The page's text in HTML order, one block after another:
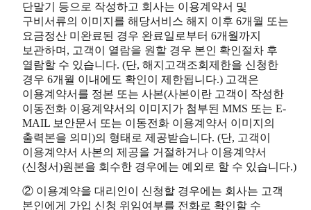
단말기 등으로 작성하고 회사는 이용계약서 및
구비서류의 이미지를 해당서비스 해지 이후 6개월 또는
요금정산 미완료된 경우 완료일로부터 6개월까지
보관하며, 고객이 열람을 원할 경우 본인 확인절차 후
열람할 수 있습니다. (단, 해지고객조회제한을 신청한
경우 6개월 이내에도 확인이 제한됩니다.) 고객은
이용계약서를 정본 또는 사본(사본이란 고객이 작성한
이동전화 이용계약서의 이미지가 첨부된 MMS 또는 E-
MAIL 보안문서 또는 이동전화 이용계약서 이미지의
출력본을 의미)의 형태로 제공받습니다. (단, 고객이
이용계약서 사본의 제공을 거절하거나 이용계약서
(신청서)원본을 회수한 경우에는 예외로 할 수 있습니다.)
② 이용계약을 대리인이 신청할 경우에는 회사는 고객
본인에게 가입 신청 위임여부를 전화로 확인할 수